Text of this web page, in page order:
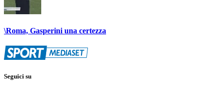
\Roma, Gasperini una certezza
Seguici su